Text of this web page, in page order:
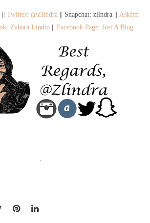
|| Twitter: @Zlindra || Snapchat: zlindra || Askfm:
Zahara Lindra || Facebook Page: Just A Blog
.